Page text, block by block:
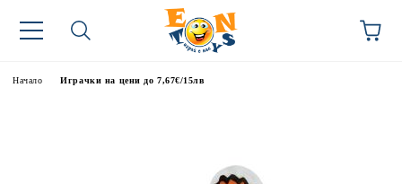
Начало Играчки на цени до 7,67€/15лв